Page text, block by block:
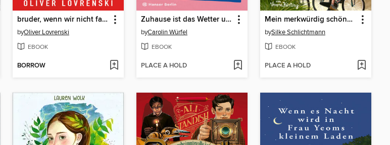
bruder, wenn wir nicht family sind, wer dann
byOliver Lovrenski
EBOOK
BORROW
Zuhause ist das Wetter unzuverlässig
byCarolin Würfel
EBOOK
PLACE A HOLD
Mein merkwürdig schöner Sommer mit Luna
bySilke Schlichtmann
EBOOK
PLACE A HOLD